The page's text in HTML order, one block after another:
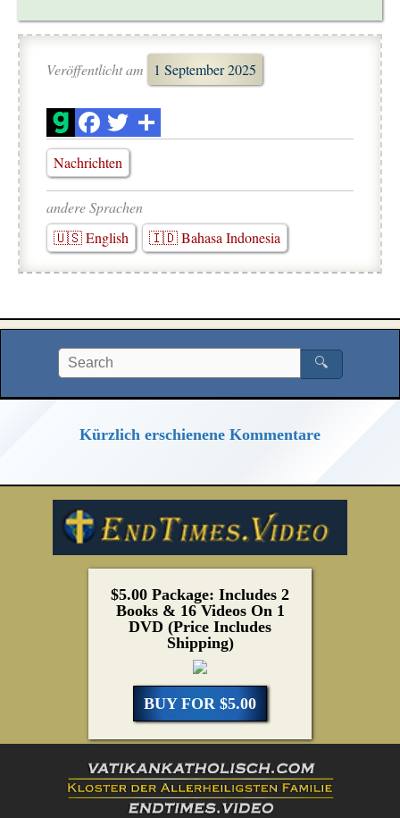
Veröffentlicht am 1 September 2025
Nachrichten
andere Sprachen
🇺🇸 English
🇮🇩 Bahasa Indonesia
🔍
Kürzlich erschienene Kommentare
$5.00 Package: Includes 2
Books & 16 Videos On 1
DVD (Price Includes
Shipping)
BUY FOR $5.00